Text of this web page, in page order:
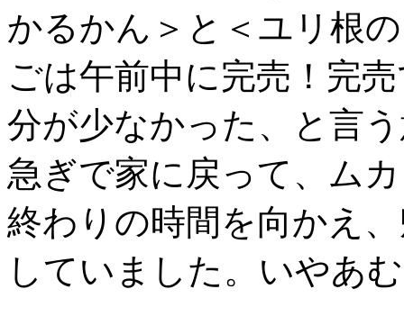
かるかん＞と＜ユリ根
ごは午前中に完売！完
分が少なかった、と言
急ぎで家に戻って、ム
終わりの時間を向かえ
していました。いやあ